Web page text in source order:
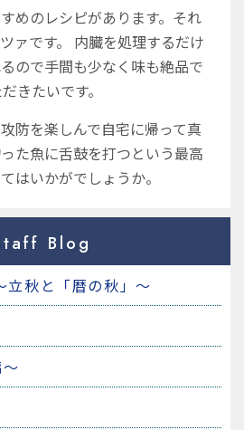
めのレシピがあります。それ
ァです。
内臓を処理するだけ
ので手間も少なく味も絶品で
きたいです。
防を楽しんで自宅に帰って真
た魚に舌鼓を打つという最高
はいかがでしょうか。
Blog
立秋と「暦の秋」～